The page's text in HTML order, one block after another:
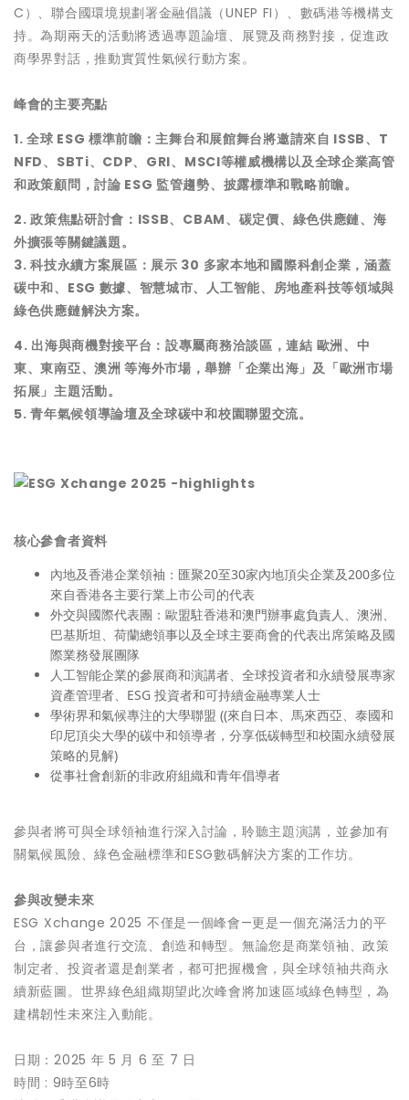
C）、聯合國環境規劃署金融倡議（UNEP FI）、數碼港等機構支
持。為期兩天的活動將透過專題論壇、展覽及商務對接，促進政
商學界對話，推動實質性氣候行動方案。
峰會的主要亮點
1. 全球 ESG 標準前瞻：主舞台和展館舞台將邀請來自 ISSB、T
NFD、SBTi、CDP、GRI、MSCI等權威機構以及全球企業高管
和政策顧問，討論 ESG 監管趨勢、披露標準和戰略前瞻。
2. 政策焦點研討會：ISSB、CBAM、碳定價、綠色供應鏈、海
外擴張等關鍵議題。
3. 科技永續方案展區：展示 30 多家本地和國際科創企業，涵蓋
碳中和、ESG 數據、智慧城市、人工智能、房地產科技等領域與
綠色供應鏈解決方案。
4. 出海與商機對接平台：設專屬商務洽談區，連結 歐洲、中
東、東南亞、澳洲 等海外市場，舉辦「企業出海」及「歐洲市場
拓展」主題活動。
5. 青年氣候領導論壇及全球碳中和校園聯盟交流。
核心參會者資料
內地及香港企業領袖：匯聚20至30家內地頂尖企業及200多位
來自香港各主要行業上市公司的代表
外交與國際代表團：歐盟駐香港和澳門辦事處負責人、澳洲、
巴基斯坦、荷蘭總領事以及全球主要商會的代表出席策略及國
際業務發展團隊
人工智能企業的參展商和演講者、全球投資者和永續發展專家
資產管理者、ESG 投資者和可持續金融專業人士
學術界和氣候專注的大學聯盟 ((來自日本、馬來西亞、泰國和
印尼頂尖大學的碳中和領導者，分享低碳轉型和校園永續發展
策略的見解)
從事社會創新的非政府組織和青年倡導者
參與者將可與全球領袖進行深入討論，聆聽主題演講，並參加有
關氣候風險、綠色金融標準和ESG數碼解決方案的工作坊。
參與改變未來
ESG Xchange 2025 不僅是一個峰會—更是一個充滿活力的平
台，讓參與者進行交流、創造和轉型。無論您是商業領袖、政策
制定者、投資者還是創業者，都可把握機會，與全球領袖共商永
續新藍圖。世界綠色組織期望此次峰會將加速區域綠色轉型，為
建構韌性未來注入動能。
日期：2025 年 5 月 6 至 7 日
時間 : 9時至6時